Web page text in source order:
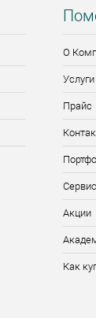
О
Услуги
Прайс
Сервис
Акции
Как